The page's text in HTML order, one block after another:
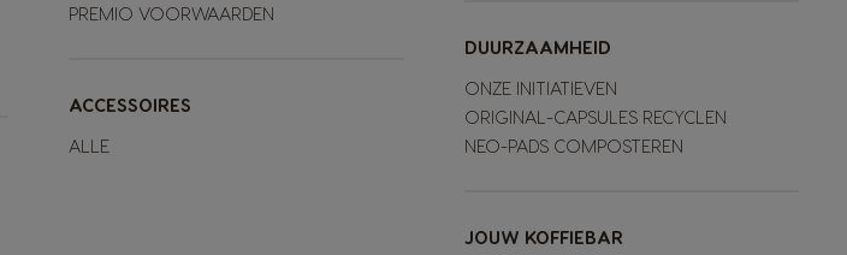
PREMIO VOORWAARDEN
ACCESSOIRES
ALLE
DUURZAAMHEID
ONZE INITIATIEVEN
ORIGINAL-CAPSULES RECYCLEN
NEO-PADS COMPOSTEREN
JOUW KOFFIEBAR